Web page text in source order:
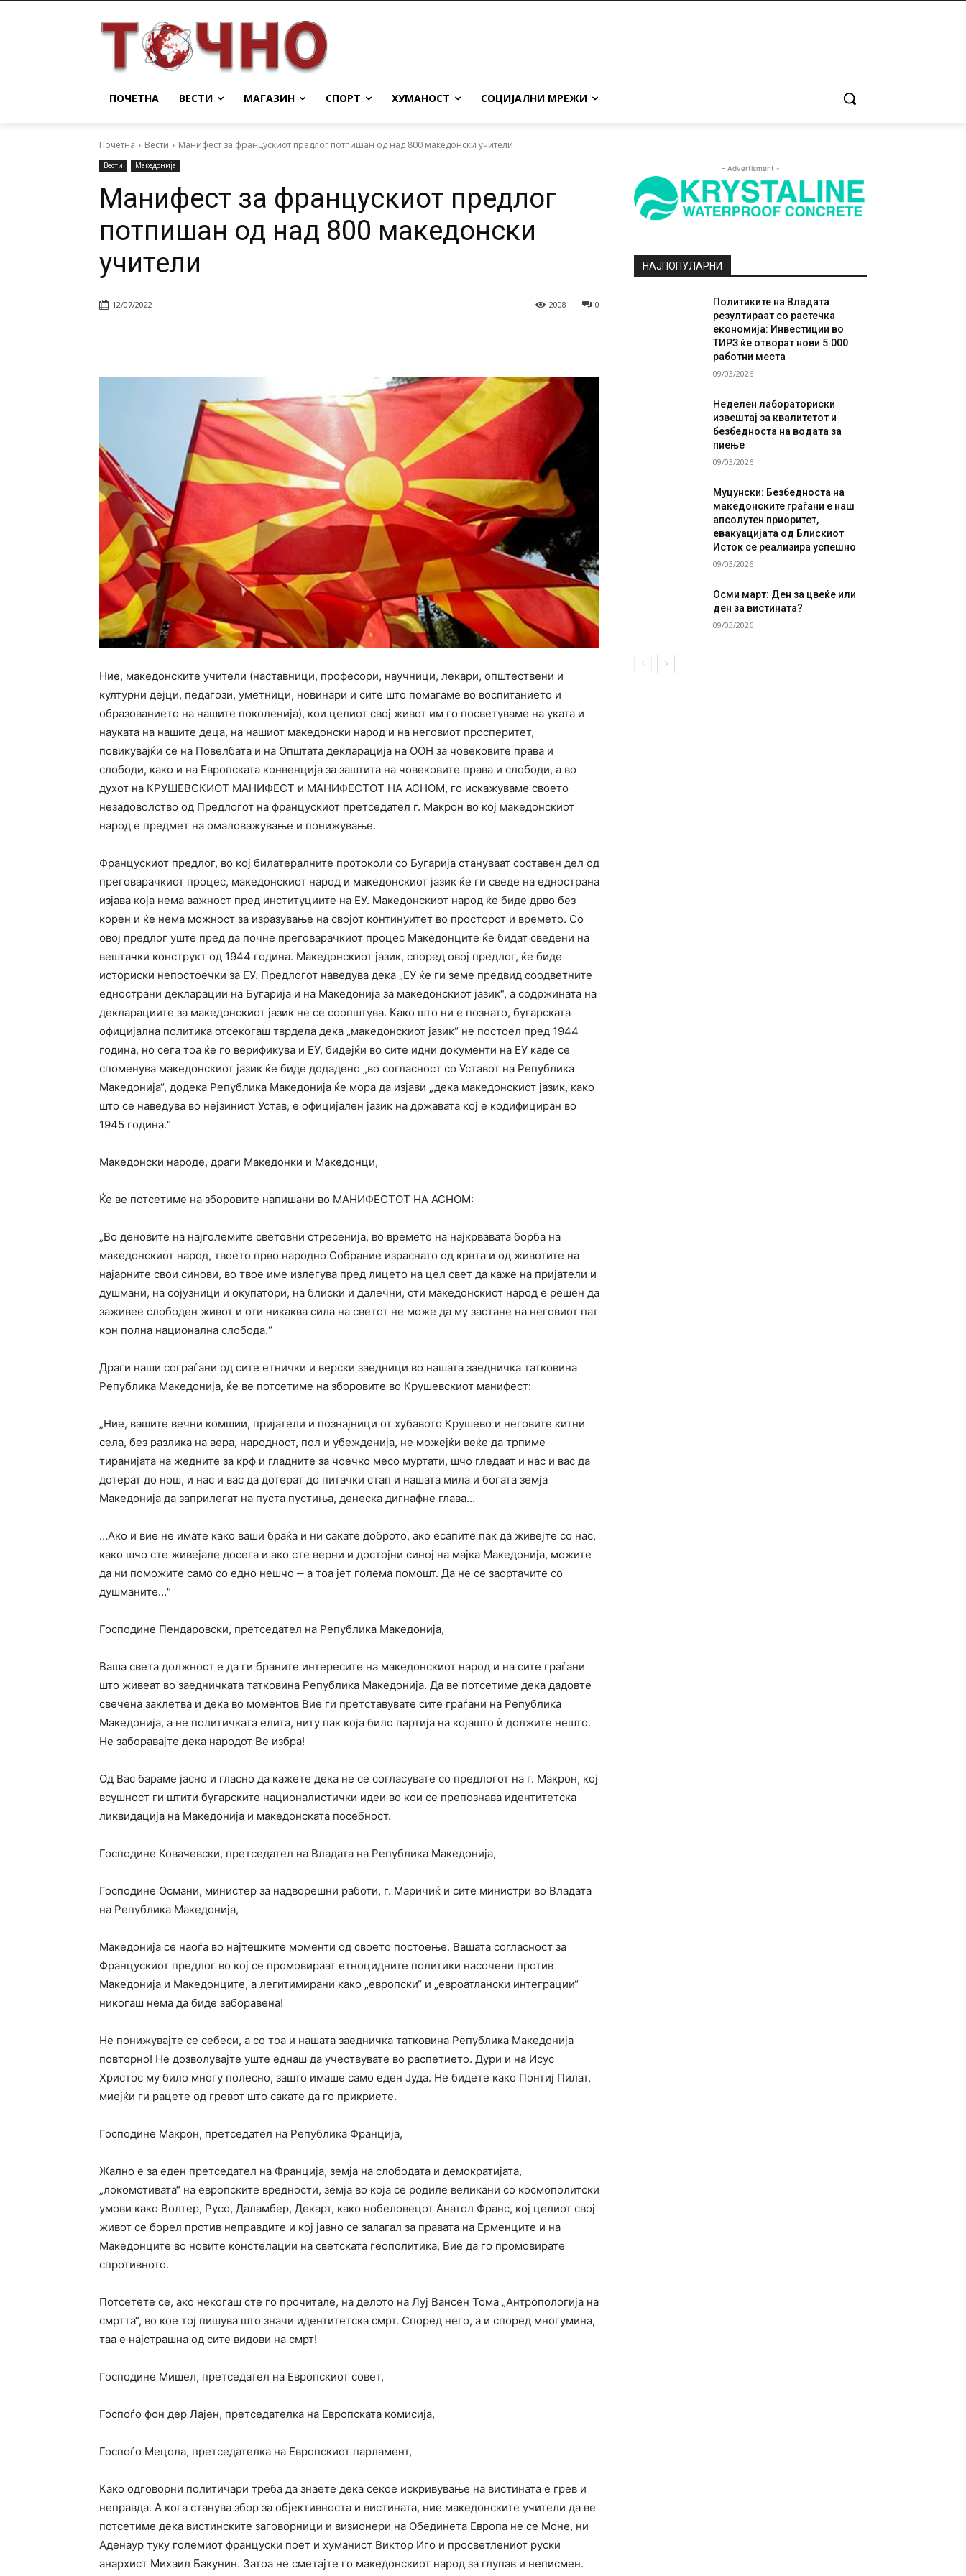
ПОЧЕТНА ВЕСТИ МАГАЗИН СПОРТ ХУМАНОСТ СОЦИЈАЛНИ МРЕЖИ
Почетна Вести Манифест за францускиот предлог потпишан од над 800 македонски учители
Вести Македонија
Манифест за францускиот предлог
потпишан од над 800 македонски
учители
12/07/2022 0
2008
Ние, македонските учители (наставници, професори, научници, лекари, општествени и
културни дејци, педагози, уметници, новинари и сите што помагаме во воспитанието и
образованието на нашите поколенија), кои целиот свој живот им го посветуваме на уката и
науката на нашите деца, на нашиот македонски народ и на неговиот просперитет,
повикувајќи се на Повелбата и на Општата декларација на ООН за човековите права и
слободи, како и на Европската конвенција за заштита на човековите права и слободи, а во
духот на КРУШЕВСКИОТ МАНИФЕСТ и МАНИФЕСТОТ НА АСНОМ, го искажуваме своето
незадоволство од Предлогот на францускиот претседател г. Макрон во кој македонскиот
народ е предмет на омаловажување и понижување.
Францускиот предлог, во кој билатералните протоколи со Бугарија стануваат составен дел од
преговарачкиот процес, македонскиот народ и македонскиот јазик ќе ги сведе на еднострана
изјава која нема важност пред институциите на ЕУ. Македонскиот народ ќе биде дрво без
корен и ќе нема можност за изразување на својот континуитет во просторот и времето. Со
овој предлог уште пред да почне преговарачкиот процес Македонците ќе бидат сведени на
вештачки конструкт од 1944 година. Македонскиот јазик, според овој предлог, ќе биде
историски непостоечки за ЕУ. Предлогот наведува дека „ЕУ ќе ги земе предвид соодветните
еднострани декларации на Бугарија и на Македонија за македонскиот јазик“, а содржината на
декларациите за македонскиот јазик не се соопштува. Како што ни е познато, бугарската
официјална политика отсекогаш тврдела дека „македонскиот јазик“ не постоел пред 1944
година, но сега тоа ќе го верификува и ЕУ, бидејќи во сите идни документи на ЕУ каде се
споменува македонскиот јазик ќе биде додадено „во согласност со Уставот на Република
Македонија“, додека Република Македонија ќе мора да изјави „дека македонскиот јазик, како
што се наведува во нејзиниот Устав, е официјален јазик на државата кој е кодифициран во
1945 година.“
Македонски народе, драги Македонки и Македонци,
Ќе ве потсетиме на зборовите напишани во МАНИФЕСТОТ НА АСНОМ:
„Во деновите на најголемите световни стресенија, во времето на најкрвавата борба на
македонскиот народ, твоето прво народно Собрание израснато од крвта и од животите на
најарните свои синови, во твое име излегува пред лицето на цел свет да каже на пријатели и
душмани, на сојузници и окупатори, на блиски и далечни, оти македонскиот народ е решен да
заживее слободен живот и оти никаква сила на светот не може да му застане на неговиот пат
кон полна национална слобода.“
Драги наши сограѓани од сите етнички и верски заедници во нашата заедничка татковина
Република Македонија, ќе ве потсетиме на зборовите во Крушевскиот манифест:
„Ние, вашите вечни комшии, пријатели и познајници от хубавото Крушево и неговите китни
села, без разлика на вера, народност, пол и убежденија, не можејќи веќе да трпиме
тиранијата на жедните за крф и гладните за чоечко месо муртати, шчо гледаат и нас и вас да
дотерат до нош, и нас и вас да дотерат до питачки стап и нашата мила и богата земја
Македонија да заприлегат на пуста пустиња, денеска дигнафне глава…
…Ако и вие не имате како ваши браќа и ни сакате доброто, ако есапите пак да живејте со нас,
како шчо сте живејале досега и ако сте верни и достојни синој на мајка Македонија, можите
да ни поможите само со едно нешчо ‒ а тоа јет голема помошт. Да не се заортачите со
душманите…“
Господине Пендаровски, претседател на Република Македонија,
Ваша света должност е да ги браните интересите на македонскиот народ и на сите граѓани
што живеат во заедничката татковина Република Македонија. Да ве потсетиме дека дадовте
свечена заклетва и дека во моментов Вие ги претставувате сите граѓани на Република
Македонија, а не политичката елита, ниту пак која било партија на којашто ѝ должите нешто.
Не заборавајте дека народот Ве избра!
Од Вас бараме јасно и гласно да кажете дека не се согласувате со предлогот на г. Макрон, кој
всушност ги штити бугарските националистички идеи во кои се препознава идентитетска
ликвидација на Македонија и македонската посебност.
Господине Ковачевски, претседател на Владата на Република Македонија,
Господине Османи, министер за надворешни работи, г. Маричиќ и сите министри во Владата
на Република Македонија,
Македонија се наоѓа во најтешките моменти од своето постоење. Вашата согласност за
Францускиот предлог во кој се промовираат етноцидните политики насочени против
Македонија и Македонците, а легитимирани како „европски“ и „евроатлански интеграции“
никогаш нема да биде заборавена!
Не понижувајте се себеси, а со тоа и нашата заедничка татковина Република Македонија
повторно! Не дозволувајте уште еднаш да учествувате во распетието. Дури и на Исус
Христос му било многу полесно, зашто имаше само еден Јуда. Не бидете како Понтиј Пилат,
миејќи ги рацете од гревот што сакате да го прикриете.
Господине Макрон, претседател на Република Франција,
Жално е за еден претседател на Франција, земја на слободата и демократијата,
„локомотивата“ на европските вредности, земја во која се родиле великани со космополитски
умови како Волтер, Русо, Даламбер, Декарт, како нобеловецот Анатол Франс, кој целиот свој
живот се борел против неправдите и кој јавно се залагал за правата на Ерменците и на
Македонците во новите констелации на светската геополитика, Вие да го промовирате
спротивното.
Потсетете се, ако некогаш сте го прочитале, на делото на Луј Вансен Тома „Антропологија на
смртта“, во кое тој пишува што значи идентитетска смрт. Според него, а и според многумина,
таа е најстрашна од сите видови на смрт!
Господине Мишел, претседател на Европскиот совет,
Госпоѓо фон дер Лајен, претседателка на Европската комисија,
Госпоѓо Мецола, претседателка на Европскиот парламент,
Како одговорни политичари треба да знаете дека секое искривување на вистината е грев и
неправда. А кога станува збор за објективноста и вистината, ние македонските учители да ве
потсетиме дека вистинските заговорници и визионери на Обединета Европа не се Моне, ни
Аденаур туку големиот француски поет и хуманист Виктор Иго и просветлениот руски
анархист Михаил Бакунин. Затоа не сметајте го македонскиот народ за глупав и неписмен.
- Advertisment -
НАЈПОПУЛАРНИ
Политиките на Владата
резултираат со растечка
економија: Инвестиции во
ТИРЗ ќе отворат нови 5.000
работни места
09/03/2026
Неделен лабораториски
извештај за квалитетот и
безбедноста на водата за
пиење
09/03/2026
Муцунски: Безбедноста на
македонските граѓани е наш
апсолутен приоритет,
евакуацијата од Блискиот
Исток се реализира успешно
09/03/2026
Осми март: Ден за цвеќе или
ден за вистината?
09/03/2026